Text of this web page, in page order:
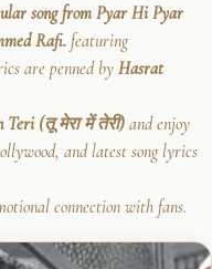
song from Pyar Hi Pyar
Rafi. featuring
are penned by Hasrat
Teri (तू मेरा में तेरी) and enjoy
and latest song lyrics
connection with fans.